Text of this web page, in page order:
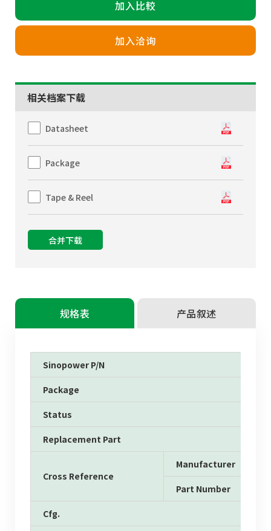
加入比較
加入洽询
相关档案下载
Datasheet
Package
Tape & Reel
合并下载
规格表 产品叙述
Sinopower P/N
Package
Status
Replacement Part
Cross Reference
Manufacturer
Part Number
Cfg.